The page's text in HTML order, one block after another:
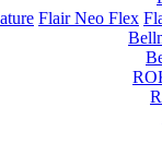
Flair Neo Flex